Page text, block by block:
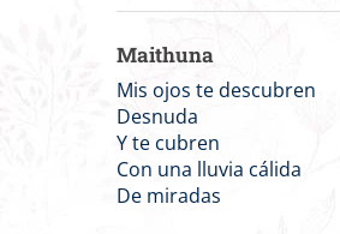
Maithuna
Mis ojos te descubren
Desnuda
Y te cubren
Con una lluvia cálida
De miradas